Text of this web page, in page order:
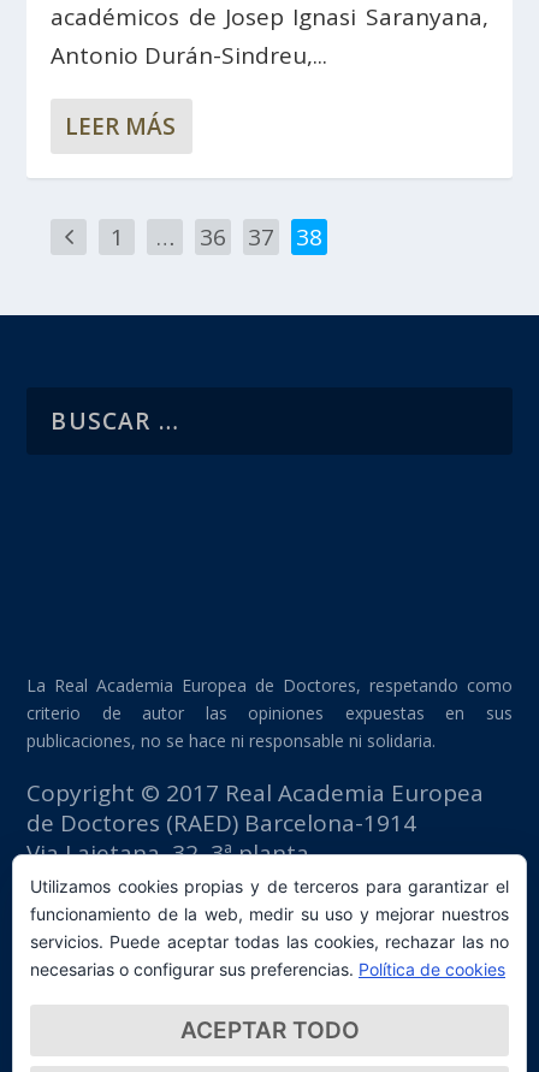
académicos de Josep Ignasi Saranyana,
Antonio Durán-Sindreu,...
LEER MÁS
1 … 36 37 38
La Real Academia Europea de Doctores, respetando como
criterio de autor las opiniones expuestas en sus
publicaciones, no se hace ni responsable ni solidaria.
Copyright © 2017 Real Academia Europea
de Doctores (RAED) Barcelona-1914
Via Laietana, 32, 3ª planta
Edificio Fomento del Trabajo
08003 Barcelona (España)
tlf: +34 93 667 40 54
secretaria@raed.academy
Contacto y suscripción Newsletter
Política de privacidad
Utilizamos cookies propias y de terceros para garantizar el
funcionamiento de la web, medir su uso y mejorar nuestros
servicios. Puede aceptar todas las cookies, rechazar las no
necesarias o configurar sus preferencias. Política de cookies
ACEPTAR TODO